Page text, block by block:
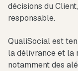
décisions du
responsable.
QualiSocial est
la délivrance et la
notamment des